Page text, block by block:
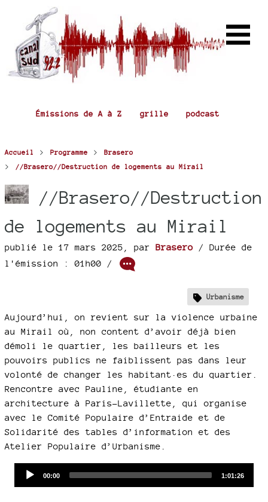
Émissions de A à Z grille podcast
Accueil > Programme > Brasero
> //Brasero//Destruction de logements au Mirail
//Brasero//Destruction
de logements au Mirail
publié le 17 mars 2025 par Brasero / Durée de
l'émission : 01h00 /
Urbanisme
Aujourd’hui, on revient sur la violence urbaine
au Mirail où, non content d’avoir déjà bien
démoli le quartier, les bailleurs et les
pouvoirs publics ne faiblissent pas dans leur
volonté de changer les habitant·es du quartier.
Rencontre avec Pauline, étudiante en
architecture à Paris-Lavillette, qui organise
avec le Comité Populaire d’Entraide et de
Solidarité des tables d’information et des
Atelier Populaire d’Urbanisme.
Current
00:00
Total
1:01:26